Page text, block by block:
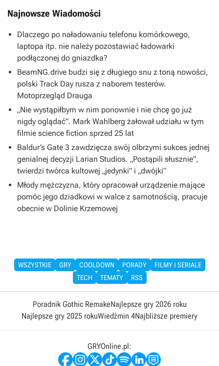
Najnowsze Wiadomości
Dlaczego po naładowaniu telefonu komórkowego,
laptopa itp. nie należy pozostawiać ładowarki
podłączonej do gniazdka?
BeamNG.drive budzi się z długiego snu z toną nowości,
polski Track Day rusza z naborem testerów.
Motoprzegląd Drauga
„Nie wystąpiłbym w nim ponownie i nie chcę go już
nigdy oglądać”. Mark Wahlberg żałował udziału w tym
filmie science fiction sprzed 25 lat
Baldur’s Gate 3 zawdzięcza swój olbrzymi sukces jednej
genialnej decyzji Larian Studios. „Postąpili słusznie”,
twierdzi twórca kultowej „jedynki” i „dwójki”
Młody mężczyzna, który opracował urządzenie mające
pomóc jego dziadkowi w walce z samotnością, pracuje
obecnie w Dolinie Krzemowej
WSZYSTKIE GRY COOLDOWN PORADY
FILMY I SERIALE
TECH
TEMATY RSS
Poradnik Gothic RemakeNajlepsze gry 2026 roku
Najlepsze gry 2025 rokuWiedźmin 4Najbliższe premiery
GRYOnline.pl: